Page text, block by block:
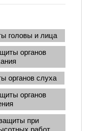
головы и лица
органов
органов слуха
органов
при
работ